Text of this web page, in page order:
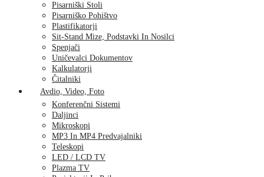
Pisarniški Stoli
Pisarniško Pohištvo
Plastifikatorji
Sit-Stand Mize, Podstavki In Nosilci
Spenjači
Uničevalci Dokumentov
Kalkulatorji
Čitalniki
Avdio, Video, Foto
Konferenčni Sistemi
Daljinci
Mikroskopi
MP3 In MP4 Predvajalniki
Teleskopi
LED / LCD TV
Plazma TV